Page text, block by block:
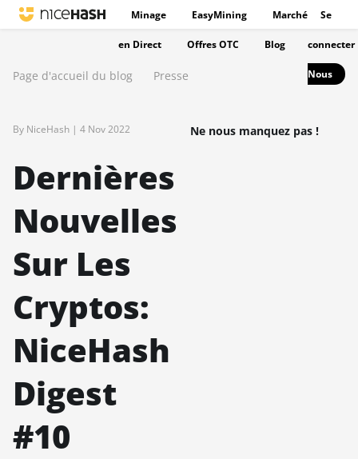
Minage EasyMining Marché
en Direct Offres OTC Blog
Se
connecter
Nous
Page d'accueil du blog Presse
By NiceHash | 4 Nov 2022
Dernières
Nouvelles
Sur Les
Cryptos:
NiceHash
Digest
#10
Ne nous manquez pas !